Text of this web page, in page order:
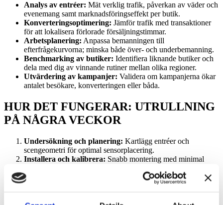
Analys av entréer: Mät verklig trafik, påverkan av väder och
evenemang samt marknadsföringseffekt per butik.
Konverteringsoptimering: Jämför trafik med transaktioner
för att lokalisera förlorade försäljningstimmar.
Arbetsplanering: Anpassa bemanningen till
efterfrågekurvorna; minska både över- och underbemanning.
Benchmarking av butiker: Identifiera liknande butiker och
dela med dig av vinnande rutiner mellan olika regioner.
Utvärdering av kampanjer: Validera om kampanjerna ökar
antalet besökare, konverteringen eller båda.
HUR DET FUNGERAR: UTRULLNING
PÅ NÅGRA VECKOR
Undersökning och planering: Kartlägg entréer och
scengeometri för optimal sensorplacering.
Installera och kalibrera: Snabb montering med minimal
breda gångar.
Rollbaserade vyer för